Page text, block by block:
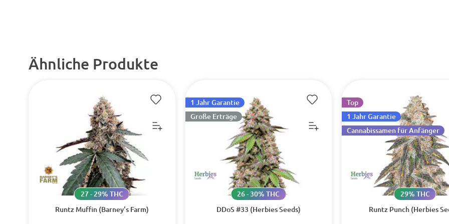
Ähnliche Produkte
Runtz Muffin (Barney's Farm)
27 - 29% THC
DDoS #33 (Herbies Seeds)
26 - 30% THC
1 Jahr Garantie
Große Erträge
Runtz Punch (Herbies
29% THC
Top
1 Jahr Garantie
Cannabissamen für Anfänger